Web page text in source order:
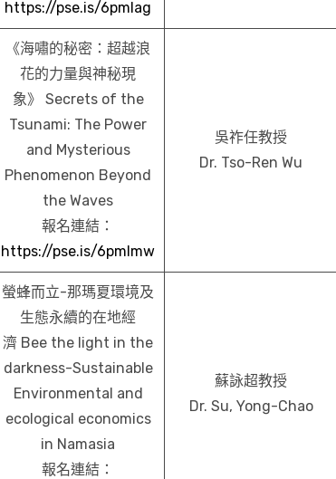
https://pse.is/6pmlag
《海嘯的秘密：超越浪
花的力量與神秘現
象》 Secrets of the
Tsunami: The Power
and Mysterious
Phenomenon Beyond
the Waves
報名連結：
https://pse.is/6pmlmw
吳祚任教授
Dr. Tso-Ren Wu
螢蜂而立-那瑪夏環境及
生態永續的在地經
濟 Bee the light in the
darkness-Sustainable
Environmental and
ecological economics
in Namasia
報名連結：
蘇詠超教授
Dr. Su, Yong-Chao